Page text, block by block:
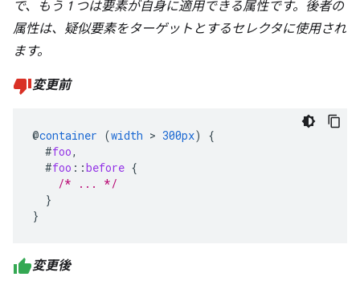
で、もう 1 つは要素が自身に適用できる属性です。後者の
属性は、疑似要素をターゲットとするセレクタに使用され
ます。
変更前
@container (width > 300px)
{
#foo,
#foo ::before {
/* ... */
}
}
変更後